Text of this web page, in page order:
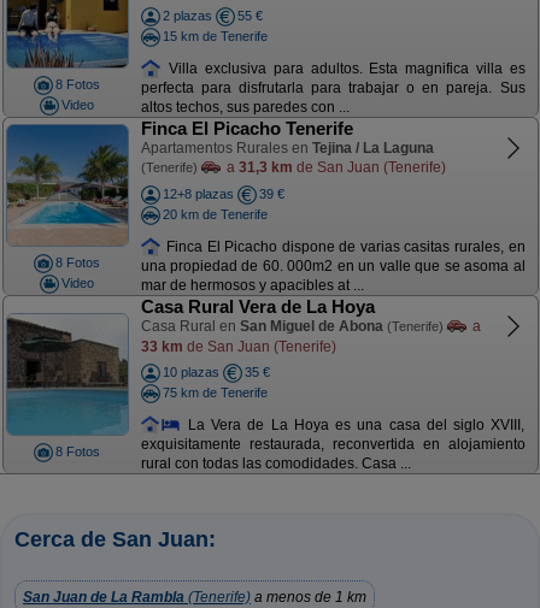
8 Fotos
Video
2 plazas
55 €
15 km de Tenerife
Villa exclusiva para adultos. Esta magnifica villa es
perfecta para disfrutarla para trabajar o en pareja. Sus
altos techos, sus paredes con ...
8 Fotos
Video
Finca El Picacho Tenerife
Apartamentos Rurales en Tejina / La Laguna
(Tenerife) a 31,3 km de San Juan (Tenerife)
12+8 plazas
39 €
20 km de Tenerife
Finca El Picacho dispone de varias casitas rurales, en
una propiedad de 60. 000m2 en un valle que se asoma al
mar de hermosos y apacibles at ...
8 Fotos
Casa Rural Vera de La Hoya
Casa Rural en San Miguel de Abona (Tenerife)
a
33 km de San Juan (Tenerife)
10 plazas
35 €
75 km de Tenerife
La Vera de La Hoya es una casa del siglo XVIII,
exquisitamente restaurada, reconvertida en alojamiento
rural con todas las comodidades. Casa ...
Cerca de San Juan:
San Juan de La Rambla (Tenerife) a menos de 1 km